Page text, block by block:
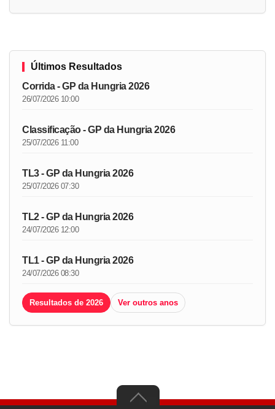
Últimos Resultados
Corrida - GP da Hungria 2026
26/07/2026 10:00
Classificação - GP da Hungria 2026
25/07/2026 11:00
TL3 - GP da Hungria 2026
25/07/2026 07:30
TL2 - GP da Hungria 2026
24/07/2026 12:00
TL1 - GP da Hungria 2026
24/07/2026 08:30
Resultados de 2026 Ver outros anos